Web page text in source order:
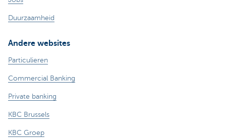
Duurzaamheid
Andere websites
Particulieren
Commercial Banking
Private banking
KBC Brussels
KBC Groep